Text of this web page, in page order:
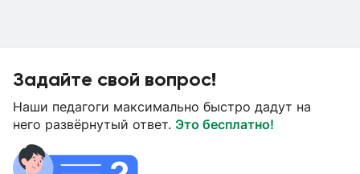
Задайте свой вопрос!
Наши педагоги максимально быстро дадут на
него развёрнутый ответ. Это бесплатно!